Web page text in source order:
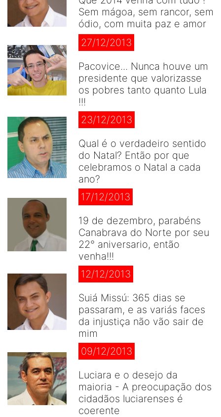
Sem mágoa, sem rancor, sem
ódio, com muita paz e amor
27/12/2013
Pacovice... Nunca houve um
presidente que valorizasse
os pobres tanto quanto Lula
!!!
23/12/2013
Qual é o verdadeiro sentido
do Natal? Então por que
celebramos o Natal a cada
ano?
17/12/2013
19 de dezembro, parabéns
Canabrava do Norte por seu
22° aniversario, então
venha!!!
12/12/2013
Suiá Missú: 365 dias se
passaram, e as variás faces
da injustiça não vão sair de
mim
09/12/2013
Luciara e o desejo da
maioria - A preocupação dos
cidadãos luciarenses é
coerente